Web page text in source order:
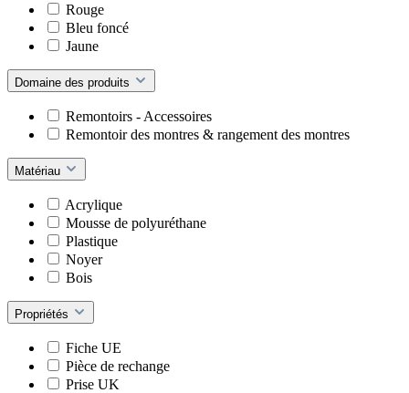
Rouge
Bleu foncé
Jaune
Domaine des produits
Remontoirs - Accessoires
Remontoir des montres & rangement des montres
Matériau
Acrylique
Mousse de polyuréthane
Plastique
Noyer
Bois
Propriétés
Fiche UE
Pièce de rechange
Prise UK